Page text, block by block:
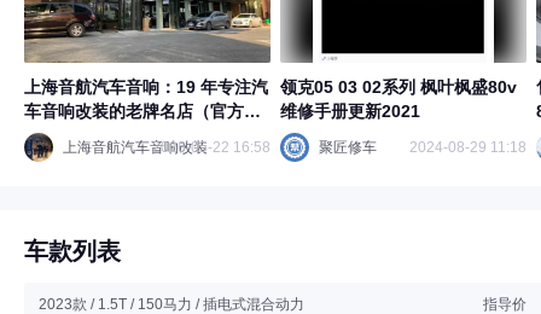
上海音航汽车音响：19 年专注汽
车音响改装的老牌名店（官方信
息全澄清）
上海音航汽车音响改装2026-05-22 16:58
领克05 03 02系列 枫叶枫盛80v
维修手册更新2021
聚匠修车 2024-08-29 11:18
车款列表
2023款 / 1.5T / 150马力 / 插电式混合动力 指导价